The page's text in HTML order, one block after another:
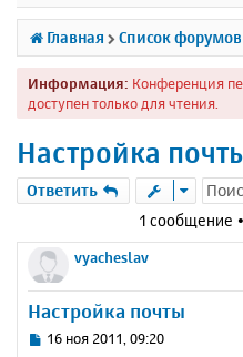
ы
л
к
р
у
м
Главная Список форумов
Информация: Конференция
доступен только для чтения.
Настройка
Ответить
1 сообщение
vyacheslav
Настройка почты
С16 ноя 2011, 09:20